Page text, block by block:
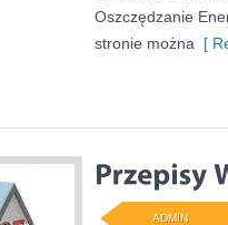
Oszczędzanie
stronie można [
ADMIN